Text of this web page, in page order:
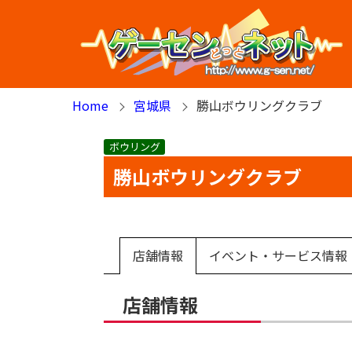
Home 宮城県 勝山ボウリングクラブ
ボウリング
勝山ボウリングクラブ
店舗情報 イベント・サービス情報
店舗情報